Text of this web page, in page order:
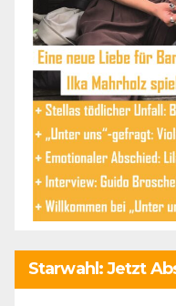
Starwahl: Jetzt